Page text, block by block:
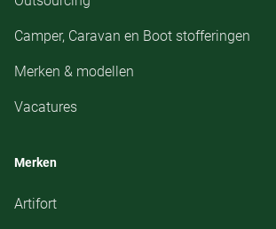
Camper, Caravan en Boot stofferingen
Merken & modellen
Vacatures
Merken
Artifort